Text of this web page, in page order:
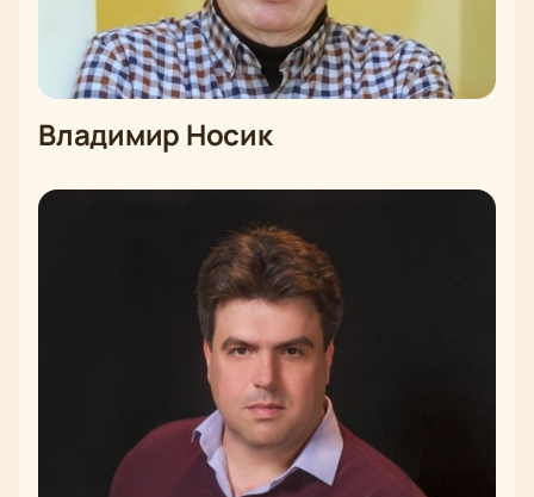
Владимир Носик